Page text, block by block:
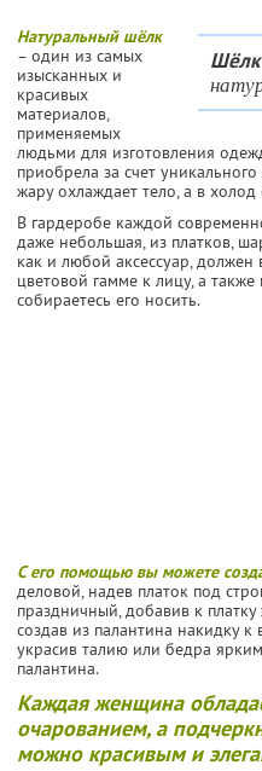
Шёлк
Натуральный шёлк
– один из самых
изысканных и
красивых
материалов,
применяемых
людьми для изготовления
приобрела за счет
жару охлаждает тело, а в холод
В гардеробе каждой
даже небольшая, из платков,
как и любой аксессуар, должен
цветовой гамме к лицу, а
собираетесь его носить.
С его помощью вы можете
деловой, надев платок под
праздничный, добавив к
создав из палантина накидку
украсив талию или бедра
палантина.
Каждая женщина
очарованием, а
можно красивым и